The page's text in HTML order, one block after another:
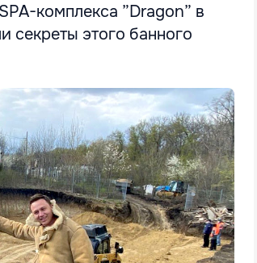
комплекса ”Dragon” в
секреты этого банного